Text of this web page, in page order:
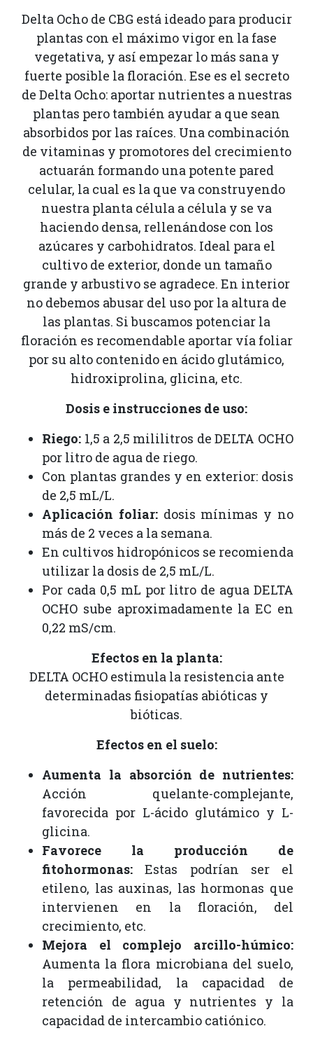
Delta Ocho de CBG está ideado para producir
plantas con el máximo vigor en la fase
vegetativa, y así empezar lo más sana y
fuerte posible la floración. Ese es el secreto
de Delta Ocho: aportar nutrientes a nuestras
plantas pero también ayudar a que sean
absorbidos por las raíces. Una combinación
de vitaminas y promotores del crecimiento
actuarán formando una potente pared
celular, la cual es la que va construyendo
nuestra planta célula a célula y se va
haciendo densa, rellenándose con los
azúcares y carbohidratos. Ideal para el
cultivo de exterior, donde un tamaño
grande y arbustivo se agradece. En interior
no debemos abusar del uso por la altura de
las plantas. Si buscamos potenciar la
floración es recomendable aportar vía foliar
por su alto contenido en ácido glutámico,
hidroxiprolina, glicina, etc.
Dosis e instrucciones de uso:
Riego: 1,5 a 2,5 mililitros de DELTA OCHO
por litro de agua de riego.
Con plantas grandes y en exterior: dosis
de 2,5 mL/L.
Aplicación foliar:dosis mínimas y no
más de 2 veces a la semana.
En cultivos hidropónicos se recomienda
utilizar la dosis de 2,5 mL/L.
Por cada 0,5 mL por litro de agua DELTA
OCHO sube aproximadamente la EC en
0,22 mS/cm.
Efectos en la planta:
DELTA OCHO estimula la resistencia ante
determinadas fisiopatías abióticas y
bióticas.
Efectos en el suelo:
Aumenta la absorción de nutrientes:
Acción quelante-complejante,
favorecida por L-ácido glutámico y L-
glicina.
Favorece la producción de
fitohormonas: Estas podrían ser el
etileno, las auxinas, las hormonas que
intervienen en la floración, del
crecimiento, etc.
Mejora el complejo arcillo-húmico:
Aumenta la flora microbiana del suelo,
la permeabilidad, la capacidad de
retención de agua y nutrientes y la
capacidad de intercambio catiónico.